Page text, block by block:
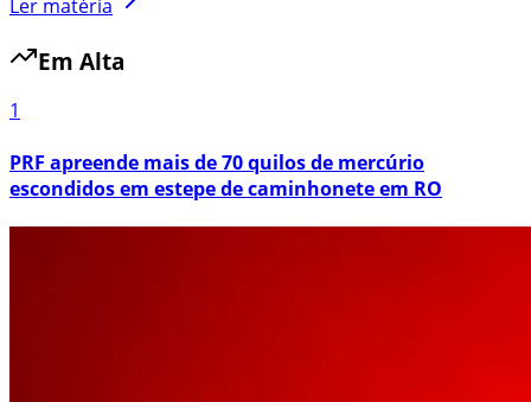
Ler matéria
Em Alta
1
PRF apreende mais de 70 quilos de mercúrio
escondidos em estepe de caminhonete em RO